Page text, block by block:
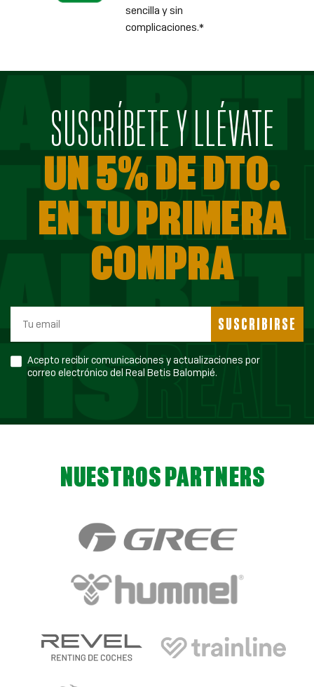
sencilla y sin
complicaciones.*
SUSCRÍBETE Y LLÉVATE
UN 5% DE DTO.
EN TU PRIMERA
COMPRA
SUSCRIBIRSE
Acepto recibir comunicaciones y actualizaciones por
correo electrónico del Real Betis Balompié.
NUESTROS PARTNERS